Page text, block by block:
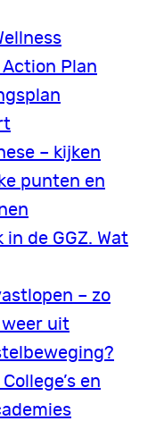
Action Plan
– kijken
punten en
in de GGZ. Wat
– zo
weer uit
en